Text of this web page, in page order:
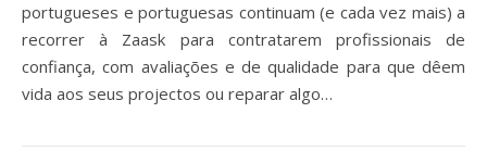
portugueses e portuguesas continuam (e cada vez mais) a
recorrer à Zaask para contratarem profissionais de
confiança, com avaliações e de qualidade para que dêem
vida aos seus projectos ou reparar algo…